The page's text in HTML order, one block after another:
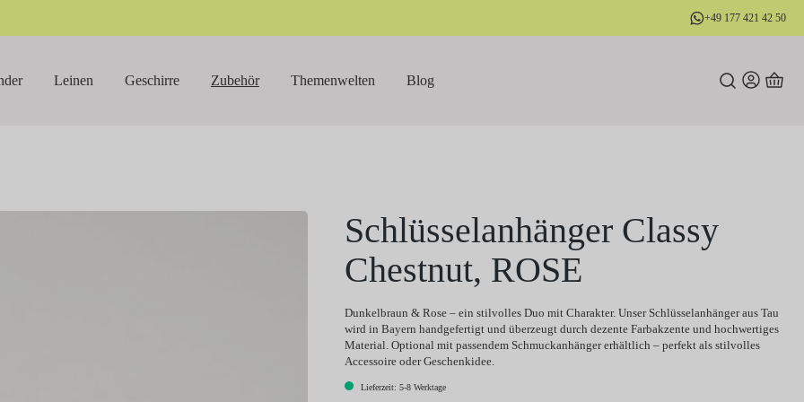
+49 177 421 42 50
Leinen Geschirre Zubehör Themenwelten Blog
Schlüsselanhänger Classy
Chestnut, ROSE
Dunkelbraun & Rose – ein stilvolles Duo mit Charakter. Unser Schlüsselanhänger aus Tau
wird in Bayern handgefertigt und überzeugt durch dezente Farbakzente und hochwertiges
Material. Optional mit passendem Schmuckanhänger erhältlich – perfekt als stilvolles
Accessoire oder Geschenkidee.
Lieferzeit: 5-8 Werktage